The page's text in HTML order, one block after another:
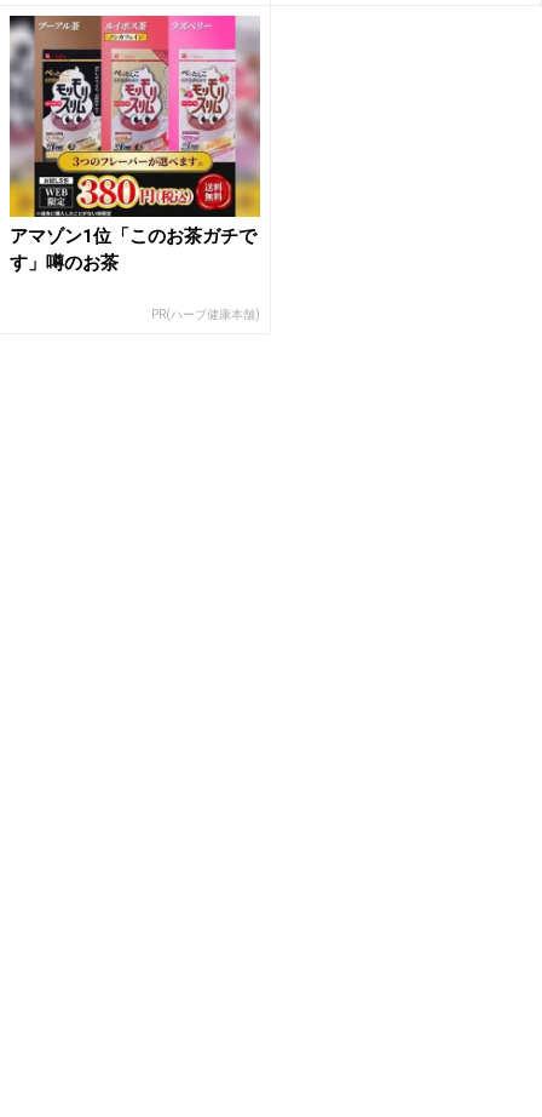
アマゾン1位「このお茶ガチで
す」噂のお茶
PR(ハーブ健康本舗)